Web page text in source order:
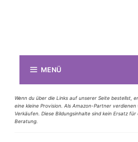
MENÜ
Wenn du über die Links auf unserer Seite bestellst,
eine kleine Provision. Als Amazon-Partner
Verkäufen. Diese Bildungsinhalte sind kein Ersatz
Beratung.